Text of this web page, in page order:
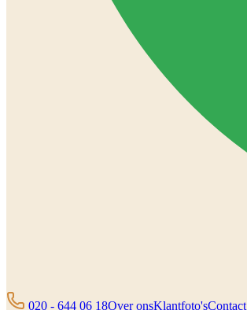
020 - 644 06 18Over onsKlantfoto'sContact